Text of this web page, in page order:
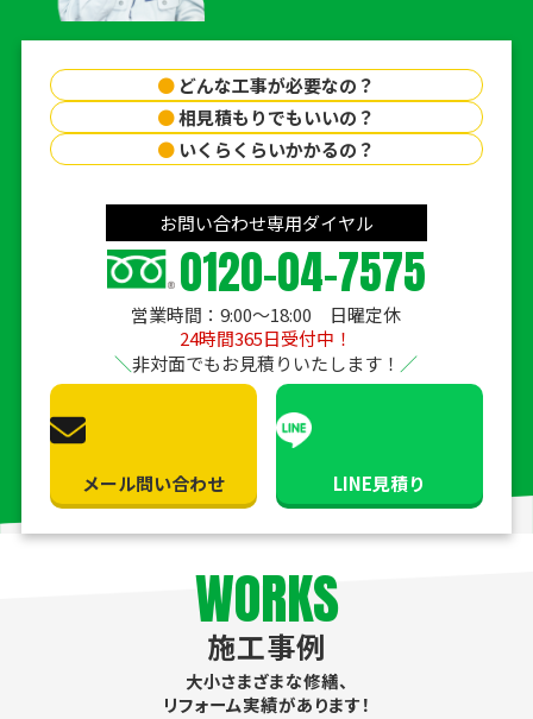
● どんな工事が必要なの？
●相見積もりでもいいの？
● いくらくらいかかるの？
お問い合わせ専用ダイヤル
0120-04-7575
営業時間：9:00〜18:00 日曜定休
24時間365日受付中！
非対面でもお見積りいたします！
メール問い合わせ LINE見積り
WORKS
施工事例
大小さまざまな修繕、
リフォーム実績があります！